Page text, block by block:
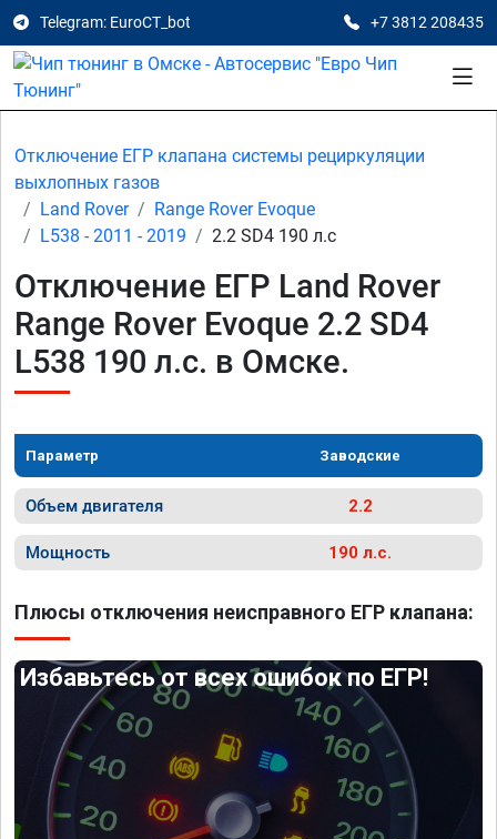
Telegram: EuroCT_bot +7 3812 208435
Отключение ЕГР клапана системы рециркуляции
выхлопных газов
Land Rover
Range Rover Evoque
L538 - 2011 - 2019
2.2 SD4 190 л.с
Отключение ЕГР Land Rover
Range Rover Evoque 2.2 SD4
L538 190 л.с. в Омске.
Параметр Заводские
Объем двигателя 2.2
Мощность 190 л.с.
Плюсы отключения неисправного ЕГР клапана:
Избавьтесь от всех ошибок по ЕГР!